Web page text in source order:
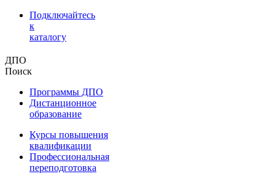
Подключайтесь
к
каталогу
ДПО
Поиск
Программы ДПО
Дистанционное
образование
Курсы повышения
квалификации
Профессиональная
переподготовка